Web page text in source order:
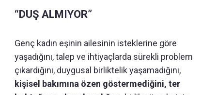
“DUŞ ALMIYOR”
Genç kadın eşinin ailesinin isteklerine göre
yaşadığını, talep ve ihtiyaçlarda sürekli problem
çıkardığını, duygusal birliktelik yaşamadığını,
kişisel bakımına özen göstermediğini, ter